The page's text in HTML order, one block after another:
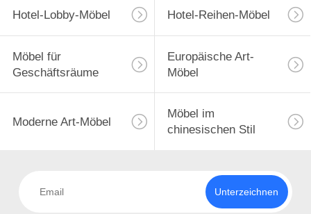
Hotel-Lobby-Möbel Hotel-Reihen-Möbel
Möbel für
Geschäftsräume
Europäische Art-
Möbel
Moderne Art-Möbel
Möbel im
chinesischen Stil
Unterzeichnen